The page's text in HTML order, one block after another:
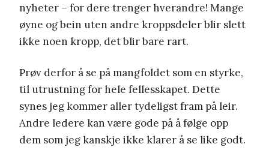
nyheter – for dere trenger hverandre! Mange
øyne og bein uten andre kroppsdeler blir slett
ikke noen kropp, det blir bare rart.
Prøv derfor å se på mangfoldet som en styrke,
til utrustning for hele fellesskapet. Dette
synes jeg kommer aller tydeligst fram på leir.
Andre ledere kan være gode på å følge opp
dem som jeg kanskje ikke klarer å se like godt.